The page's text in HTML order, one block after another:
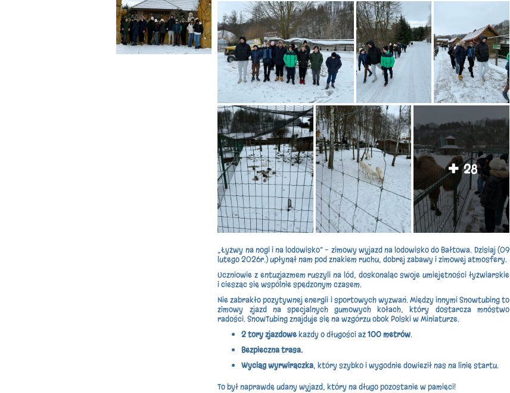
28
„Łyżwy na nogi i na lodowisko” – zimowy wyjazd na lodowisko do Bałtowa. Dzisiaj (09
lutego 2026r.) upłynął nam pod znakiem ruchu, dobrej zabawy i zimowej atmosfery.
Uczniowie z entuzjazmem ruszyli na lód, doskonaląc swoje umiejętności łyżwiarskie
i ciesząc się wspólnie spędzonym czasem.
Nie zabrakło pozytywnej energii i sportowych wyzwań. Między innymi Snowtubing to
zimowy zjazd na specjalnych gumowych kołach, który dostarcza mnóstwo
radości. SnowTubing znajduje się na wzgórzu obok Polski w Miniaturze.
2 tory zjazdowekażdy o długości aż100 metrów.
Bezpieczna trasa.
Wyciąg wyrwirączka, który szybko i wygodnie dowieził nas na linię startu.
To był naprawdę udany wyjazd, który na długo pozostanie w pamięci!